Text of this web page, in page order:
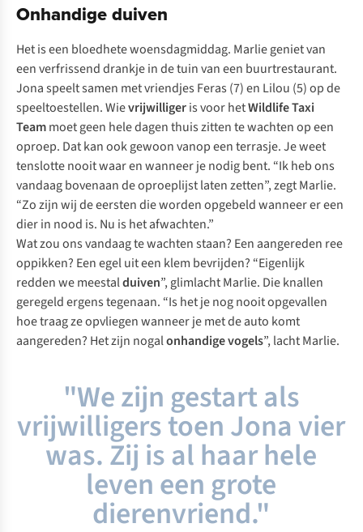
Onhandige duiven
Het is een bloedhete woensdagmiddag. Marlie geniet van
een verfrissend drankje in de tuin van een buurtrestaurant.
Jona speelt samen met vriendjes Feras (7) en Lilou (5) op de
speeltoestellen. Wievrijwilligeris voor hetWildlife Taxi
Teammoet geen hele dagen thuis zitten te wachten op een
oproep. Dat kan ook gewoon vanop een terrasje. Je weet
tenslotte nooit waar en wanneer je nodig bent. “Ik heb ons
vandaag bovenaan de oproeplijst laten zetten”, zegt Marlie.
“Zo zijn wij de eersten die worden opgebeld wanneer er een
dier in nood is. Nu is het afwachten.”
Wat zou ons vandaag te wachten staan? Een aangereden ree
oppikken? Een egel uit een klem bevrijden? “Eigenlijk
redden we meestalduiven”, glimlacht Marlie. Die knallen
geregeld ergens tegenaan. “Is het je nog nooit opgevallen
hoe traag ze opvliegen wanneer je met de auto komt
aangereden? Het zijn nogalonhandige vogels”, lacht Marlie.
"We zijn gestart als
vrijwilligers toen Jona vier
was. Zij is al haar hele
leven een grote
dierenvriend."